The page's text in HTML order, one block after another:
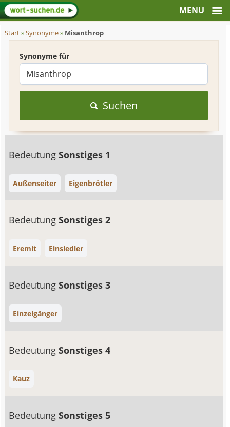
Start»Synonyme» Misanthrop
Synonyme für
Suchen
BedeutungSonstiges 1
Außenseiter Eigenbrötler
BedeutungSonstiges 2
Eremit Einsiedler
BedeutungSonstiges 3
Einzelgänger
BedeutungSonstiges 4
Kauz
BedeutungSonstiges 5